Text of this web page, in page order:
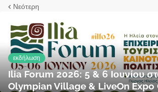
Νεότερη
εκδήλωση
Ilia Forum 2026: 5 & 6 Ιουνίου
Olympian Village & LiveOn